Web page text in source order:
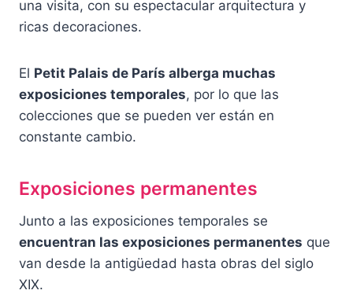
una visita, con su espectacular arquitectura y
ricas decoraciones.
El Petit Palais de París alberga muchas
exposiciones temporales, por lo que las
colecciones que se pueden ver están en
constante cambio.
Exposiciones permanentes
Junto a las exposiciones temporales se
encuentran las exposiciones permanentes que
van desde la antigüedad hasta obras del siglo
XIX.